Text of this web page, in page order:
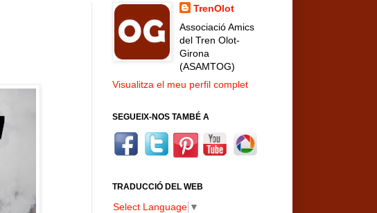
TrenOlot
Associació Amics
del Tren Olot-
Girona
(ASAMTOG)
Visualitza el meu perfil complet
SEGUEIX-NOS TAMBÉ A
TRADUCCIÓ DEL WEB
Select Language ▼